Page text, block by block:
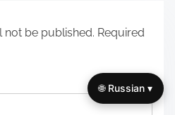
not be published. Required
🌐 Russian ▾